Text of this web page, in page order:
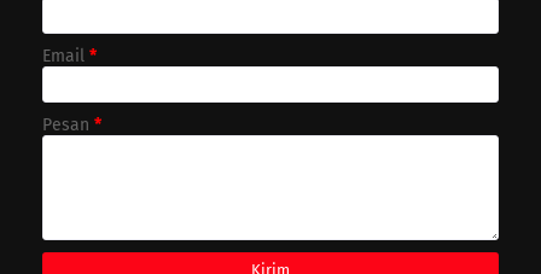
Email *
Pesan *